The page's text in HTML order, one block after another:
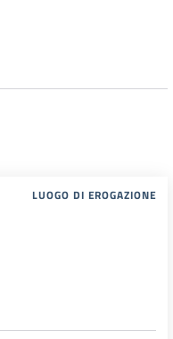
LUOGO DI EROGAZIONE